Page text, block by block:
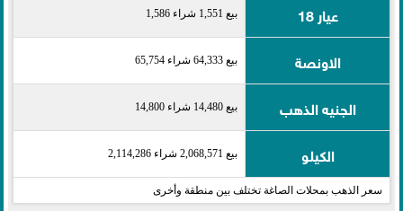
عيار 18 بيع 1,551 شراء 1,586
الاونصة بيع 64,333 شراء 65,754
الجنيه الذهب بيع 14,480 شراء 14,800
الكيلو بيع 2,068,571 شراء 2,114,286
سعر الذهب بمحلات الصاغة تختلف بين منطقة وأخرى